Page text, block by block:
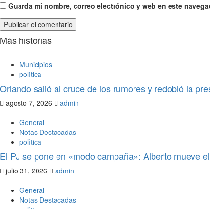
Guarda mi nombre, correo electrónico y web en este
Más historias
Municipios
polìtica
Orlando salió al cruce de los rumores y redobló la
agosto 7, 2026
admin
General
Notas Destacadas
polìtica
El PJ se pone en «modo campaña»: Alberto mueve
julio 31, 2026
admin
General
Notas Destacadas